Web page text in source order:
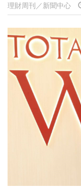
理財周刊／新聞中心